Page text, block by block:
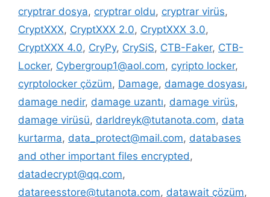
cryptrar dosya, cryptrar oldu, cryptrar virüs,
CryptXXX, CryptXXX 2.0, CryptXXX 3.0,
CryptXXX 4.0, CryPy, CrySiS, CTB-Faker, CTB-
Locker, Cybergroup1@aol.com, cyripto locker,
cyrptolocker çözüm, Damage, damage dosyası,
damage nedir, damage uzantı, damage virüs,
damage virüsü, darldreyk@tutanota.com, data
kurtarma, data_protect@mail.com, databases
and other important files encrypted,
datadecrypt@qq.com,
datareesstore@tutanota.com, datawait çözüm,